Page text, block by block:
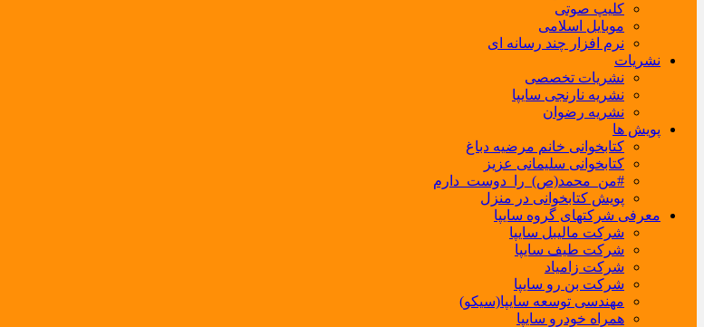
کلیپ صوتی
موبایل اسلامی
نرم افزار چند رسانه ای
نشریات
نشریات تخصصی
نشریه نارنجی سایپا
نشریه رضوان
پویش ها
کتابخوانی خانم مرضیه دباغ
کتابخوانی سلیمانی عزیز
#من_محمد(ص)_را_دوست_دارم
پویش کتابخوانی در منزل
معرفی شرکتهای گروه سایپا
شرکت مالیبل سایپا
شرکت طیف سایپا
شرکت زامیاد
شرکت بن رو سایپا
مهندسی توسعه سایپا(سیکو)
همراه خودرو سایپا